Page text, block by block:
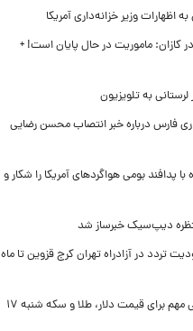
اظهارات وزیر خزانه‌داری آمریکا
کازان: ماموریت در حال پایان است! +
لرستانی به تلویزیون
فارس درباره خبر انتصاب محسن رضایی
پدافند بومی هواگردهای آمریکا را شکار و
دیپ‌سیک خبرساز شد
تردد در آزادراه تهران کرج قزوین تا ماه
یک پیش ‌بینی مهم برای قیمت دلار، طلا و سکه شنبه ۱۷